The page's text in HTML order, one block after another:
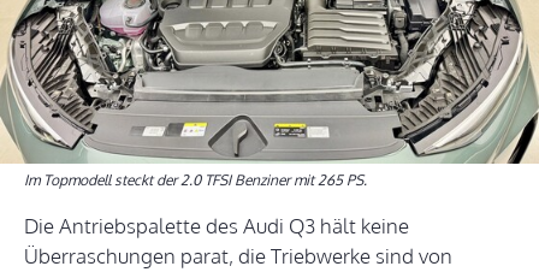
Im Topmodell steckt der 2.0 TFSI Benziner mit 265 PS.
Die Antriebspalette des Audi Q3 hält keine
Überraschungen parat, die Triebwerke sind von